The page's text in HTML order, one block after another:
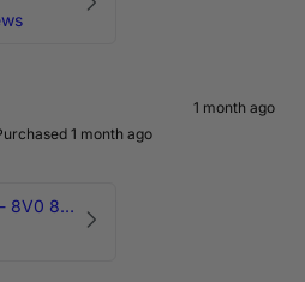
1 month ago
1 month ago
Radhausschale - 8V0 821 191 C - Original Ersatzteil für Audi RS3 Sportback